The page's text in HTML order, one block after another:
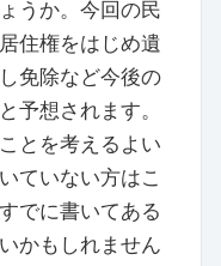
うか。今回の民
住権をはじめ遺
免除など今後の
予想されます。
とを考えるよい
ていない方はこ
でに書いてある
かもしれません